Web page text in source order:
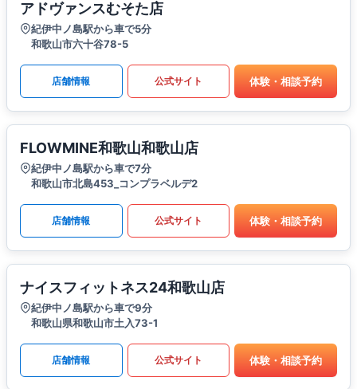
アドヴァンスむそた店
紀伊中ノ島駅から車で5分
和歌山市六十谷78-5
店舗情報 公式サイト 体験・相談予約
FLOWMINE和歌山和歌山店
紀伊中ノ島駅から車で7分
和歌山市北島453_コンプラベルデ2
店舗情報 公式サイト 体験・相談予約
ナイスフィットネス24和歌山店
紀伊中ノ島駅から車で9分
和歌山県和歌山市土入73-1
店舗情報 公式サイト 体験・相談予約